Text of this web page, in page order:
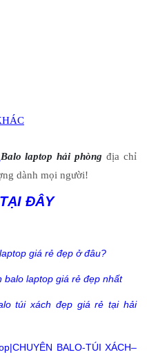
Balo laptop hải phòngđịa chỉ
dành mọi người!
TẠI ĐÂY
giá rẻ đẹp ở đâu?
balo laptop giá rẻ đẹp nhất
túi xách đẹp giá rẻ tại hải
BALO-TÚI XÁCH–